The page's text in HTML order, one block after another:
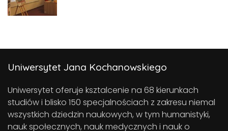
Uniwersytet Jana Kochanowskiego
Uniwersytet oferuje ksztalcenie na 68 kierunkach
studiów i blisko 150 specjalnościach z zakresu niemal
wszystkich dziedzin naukowych, w tym humanistyki,
nauk społecznych, nauk medycznych i nauk o